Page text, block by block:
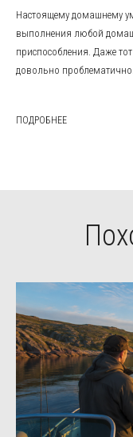
Настоящему домашнему
выполнения любой
приспособления. Даже
довольно
ПОДРОБНЕЕ